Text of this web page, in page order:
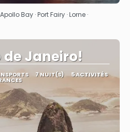
AfficherBay · Port Fairy · Lorne ·
de Janeiro!
7 NUIT(S) 5 ACTIVITÉS